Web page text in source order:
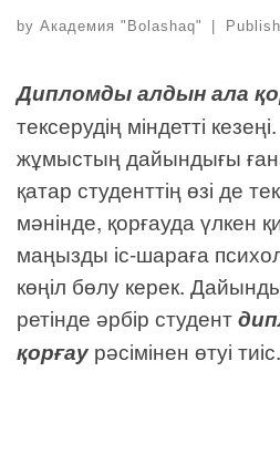
by Академия "Bolashaq" |
Дипломды алдын ала
тексерудің міндетті
жұмыстың дайындығы
қатар студенттің өзі де
мәнінде, қорғауда үлкен
маңызды іс-шараға
көңіл бөлу керек.
ретінде әрбір студент
қорғау рәсімінен өтуі тиіс.